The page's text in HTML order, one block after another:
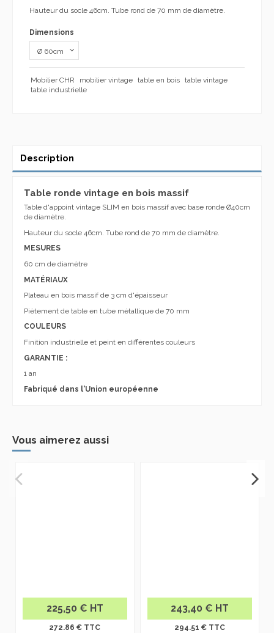
Hauteur du socle 46cm. Tube rond de 70 mm de diamètre.
Dimensions
Mobilier CHR mobilier vintage table en bois table vintage
table industrielle
Description
Table ronde vintage en bois massif
Table d'appoint vintage SLIM en bois massif avec base ronde Ø40cm
de diamètre.
Hauteur du socle 46cm. Tube rond de 70 mm de diamètre.
MESURES
60 cm de diamètre
MATÉRIAUX
Plateau en bois massif de 3 cm d'épaisseur
Piètement de table en tube métallique de 70 mm
COULEURS
Finition industrielle et peint en différentes couleurs
GARANTIE :
1 an
Fabriqué dans l'Union européenne
Vous aimerez aussi
225,50 € HT
272.86 € TTC
243,40 € HT
294.51 € TTC